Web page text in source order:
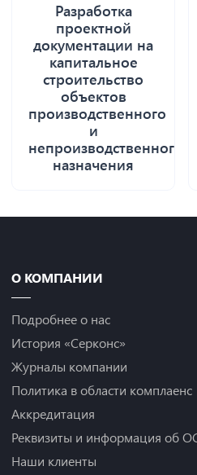
Разработка
проектной
документации на
капитальное
строительство
объектов
производственного
и
непроизводственного
назначения
О КОМПАНИИ
Подробнее о нас
История «Серконс»
Журналы компании
Политика в области комплаенс
Аккредитация
Реквизиты и информация об
Наши клиенты